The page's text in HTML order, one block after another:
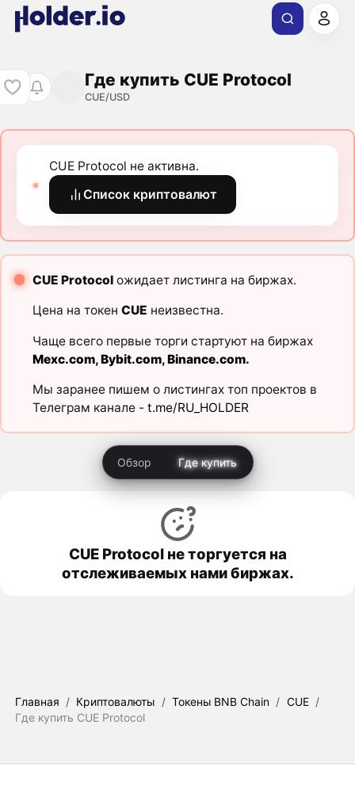
Где купить CUE Protocol
CUE/USD
CUE Protocol не активна.
Список криптовалют
CUE Protocolожидает листинга на биржах.
Цена на токен CUE неизвестна.
Чаще всего первые торги стартуют на биржах
Mexc.com,Bybit.com,Binance.com.
Мы заранее пишем о листингах топ проектов в
Телеграм канале - t.me/RU_HOLDER
Обзор Где купить
CUE Protocol не торгуется на
отслеживаемых нами биржах.
Главная / Криптовалюты / Токены BNB Chain / CUE /
Где купить CUE Protocol